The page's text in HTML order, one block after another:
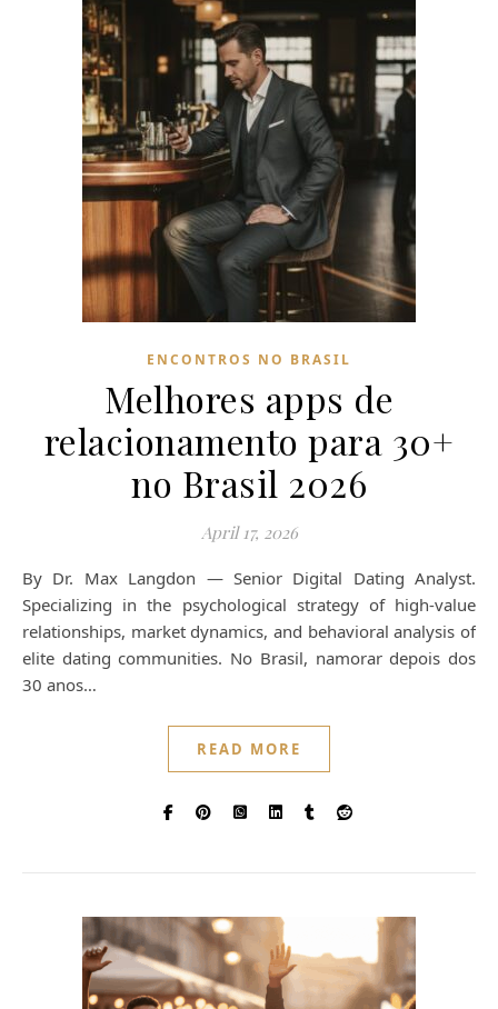
ENCONTROS NO BRASIL
Melhores apps de
relacionamento para 30+
no Brasil 2026
April 17, 2026
By Dr. Max Langdon — Senior Digital Dating Analyst.
Specializing in the psychological strategy of high-value
relationships, market dynamics, and behavioral analysis of
elite dating communities. No Brasil, namorar depois dos
30 anos…
READ MORE